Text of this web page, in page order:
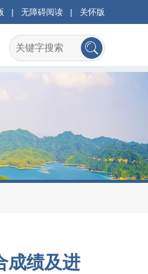
| 无障碍阅读 | 关怀版
成绩及进